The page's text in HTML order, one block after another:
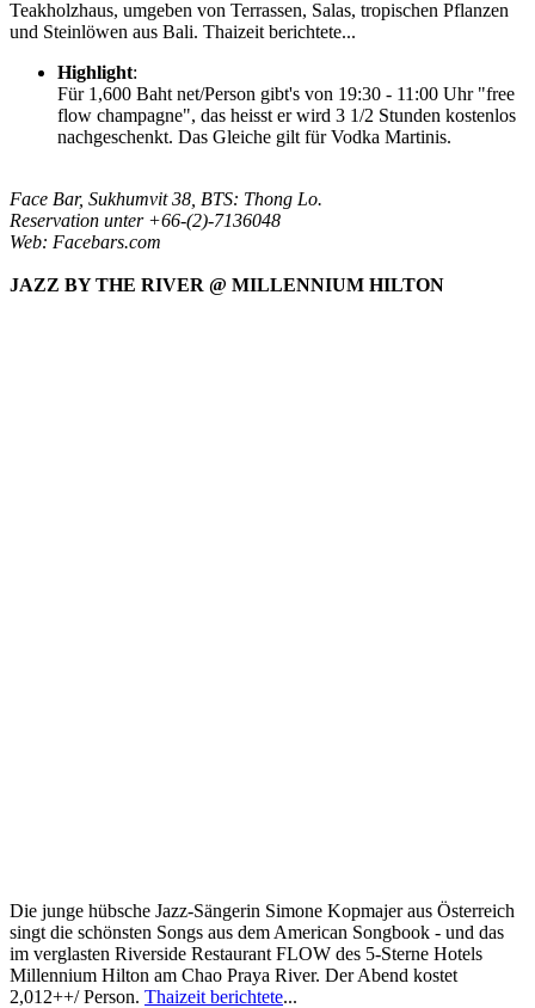
Teakholzhaus, umgeben von Terrassen, Salas, tropischen Pflanzen
und Steinlöwen aus Bali. Thaizeit berichtete...
Highlight:
Für 1,600 Baht net/Person gibt's von 19:30 - 11:00 Uhr "free
flow champagne", das heisst er wird 3 1/2 Stunden kostenlos
nachgeschenkt. Das Gleiche gilt für Vodka Martinis.
Face Bar, Sukhumvit 38, BTS: Thong Lo.
Reservation unter +66-(2)-7136048
Web: Facebars.com
JAZZ BY THE RIVER @ MILLENNIUM HILTON
Die junge hübsche Jazz-Sängerin Simone Kopmajer aus Österreich
singt die schönsten Songs aus dem American Songbook - und das
im verglasten Riverside Restaurant FLOW des 5-Sterne Hotels
Millennium Hilton am Chao Praya River. Der Abend kostet
2,012++/ Person. Thaizeit berichtete...